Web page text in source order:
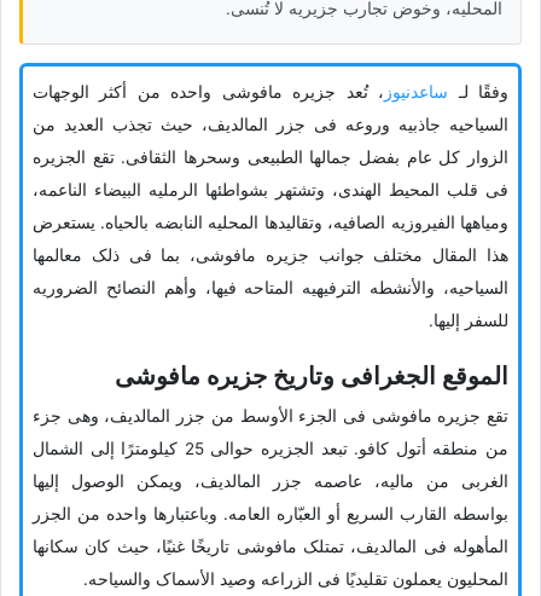
المحلیه، وخوض تجارب جزیریه لا تُنسى.
وفقًا لـ ساعدنیوز ، تُعد جزیره مافوشی واحده من أکثر الوجهات
السیاحیه جاذبیه وروعه فی جزر المالدیف، حیث تجذب العدید من
الزوار کل عام بفضل جمالها الطبیعی وسحرها الثقافی. تقع الجزیره
فی قلب المحیط الهندی، وتشتهر بشواطئها الرملیه البیضاء الناعمه،
ومیاهها الفیروزیه الصافیه، وتقالیدها المحلیه النابضه بالحیاه. یستعرض
هذا المقال مختلف جوانب جزیره مافوشی، بما فی ذلک معالمها
السیاحیه، والأنشطه الترفیهیه المتاحه فیها، وأهم النصائح الضروریه
للسفر إلیها.
الموقع الجغرافی وتاریخ جزیره مافوشی
تقع جزیره مافوشی فی الجزء الأوسط من جزر المالدیف، وهی جزء
من منطقه أتول کافو. تبعد الجزیره حوالی 25 کیلومترًا إلى الشمال
الغربی من مالیه، عاصمه جزر المالدیف، ویمکن الوصول إلیها
بواسطه القارب السریع أو العبّاره العامه. وباعتبارها واحده من الجزر
المأهوله فی المالدیف، تمتلک مافوشی تاریخًا غنیًا، حیث کان سکانها
المحلیون یعملون تقلیدیًا فی الزراعه وصید الأسماک والسیاحه.